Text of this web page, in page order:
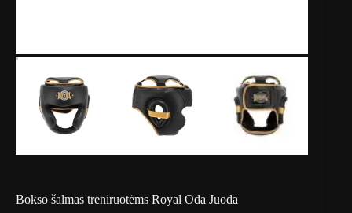
Bokso šalmas treniruotėms Royal Oda Juoda